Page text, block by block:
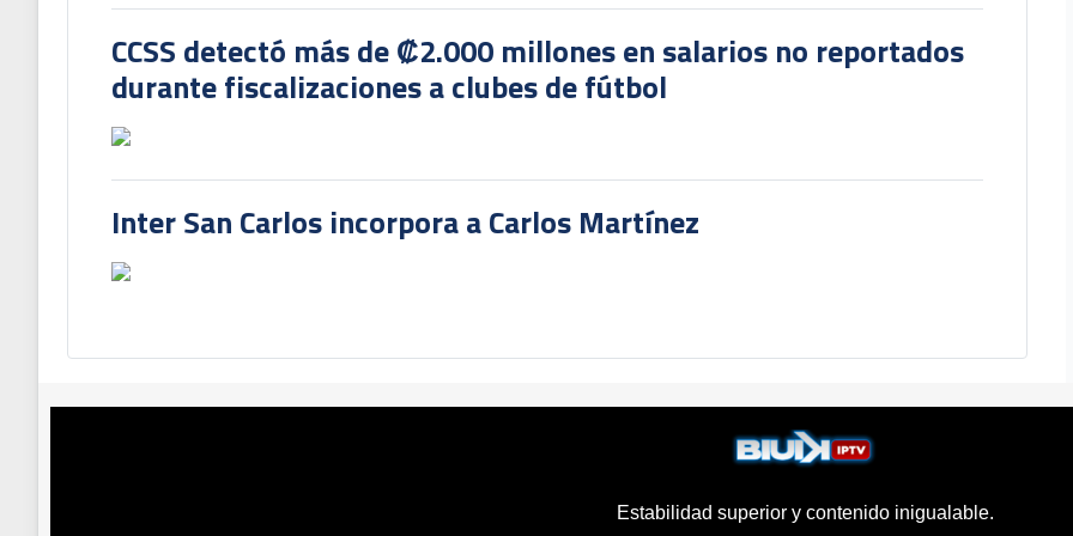
CCSS detectó más de ₡2.000 millones en salarios no reportados
durante fiscalizaciones a clubes de fútbol
Inter San Carlos incorpora a Carlos Martínez
Estabilidad superior y contenido inigualable.